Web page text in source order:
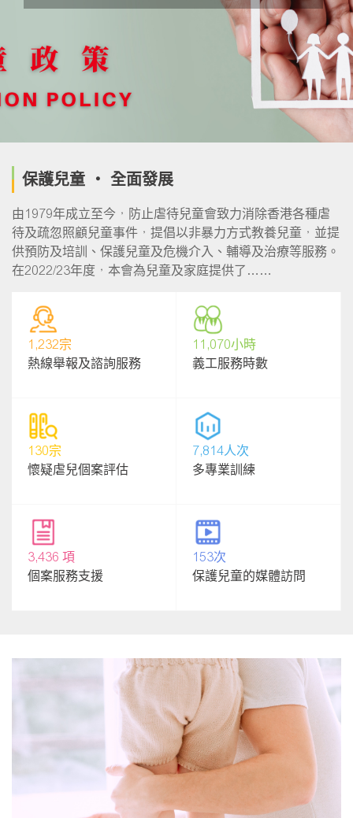
保護兒童 ‧ 全面發展
由1979年成立至今，防止虐待兒童會致力消除香港各種虐
待及疏忽照顧兒童事件，提倡以非暴力方式教養兒童，並提
供預防及培訓、保護兒童及危機介入、輔導及治療等服務。
在2022/23年度，本會為兒童及家庭提供了……
1,232宗
熱線舉報及諮詢服務
11,070小時
義工服務時數
130宗
懷疑虐兒個案評估
7,814人次
多專業訓練
3,436 項
個案服務支援
153次
保護兒童的媒體訪問